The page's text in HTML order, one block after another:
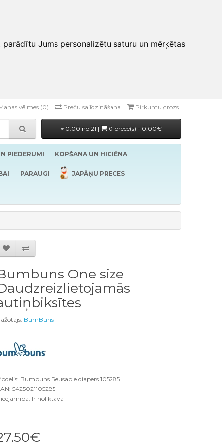
Jums personalizētu saturu un mērķētas
vēlmes (0) Preču salīdzināšana Pirkumu grozs
0.00 no 21 | 0 prece(s) - 0.00€
PIEDERUMI KOPŠANA UN HIGIĒNA
PARAUGI JAPĀŅU PRECES
One size
BumBuns
Bumbuns Reusable diapers 105285
5425021105285
Ir noliktavā